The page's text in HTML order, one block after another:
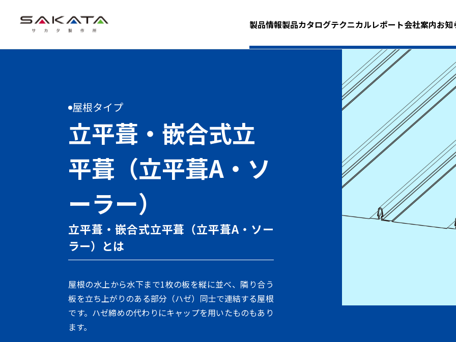
製品情報製品カタログテクニカルレポート会社案内お知
屋根タイプ
立平葺・嵌合式立
平葺（立平葺A・ソ
ーラー）
立平葺・嵌合式立平葺（立平葺A・ソー
ラー）とは
屋根の水上から水下まで1枚の板を縦に並べ、隣り合う
板を立ち上がりのある部分（ハゼ）同士で連結する屋根
です。ハゼ締めの代わりにキャップを用いたものもあり
ます。